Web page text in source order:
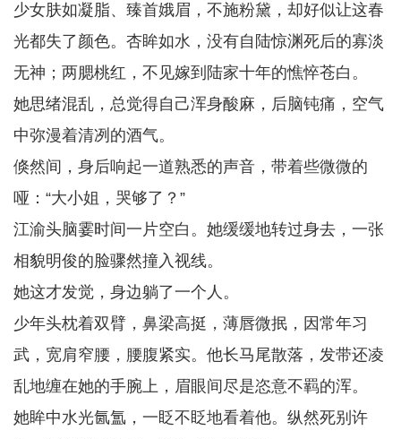
少女肤如凝脂、臻首娥眉，不施粉黛，却好似让这春
光都失了颜色。杏眸如水，没有自陆惊渊死后的寡淡
无神；两腮桃红，不见嫁到陆家十年的憔悴苍白。
她思绪混乱，总觉得自己浑身酸麻，后脑钝痛，空气
中弥漫着清冽的酒气。
倏然间，身后响起一道熟悉的声音，带着些微微的
哑：“大小姐，哭够了？”
江渝头脑霎时间一片空白。她缓缓地转过身去，一张
相貌明俊的脸骤然撞入视线。
她这才发觉，身边躺了一个人。
少年头枕着双臂，鼻梁高挺，薄唇微抿，因常年习
武，宽肩窄腰，腰腹紧实。他长马尾散落，发带还凌
乱地缠在她的手腕上，眉眼间尽是恣意不羁的浑。
她眸中水光氤氲，一眨不眨地看着他。纵然死别许